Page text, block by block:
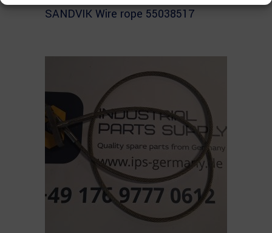
SANDVIK Wire rope 55038517